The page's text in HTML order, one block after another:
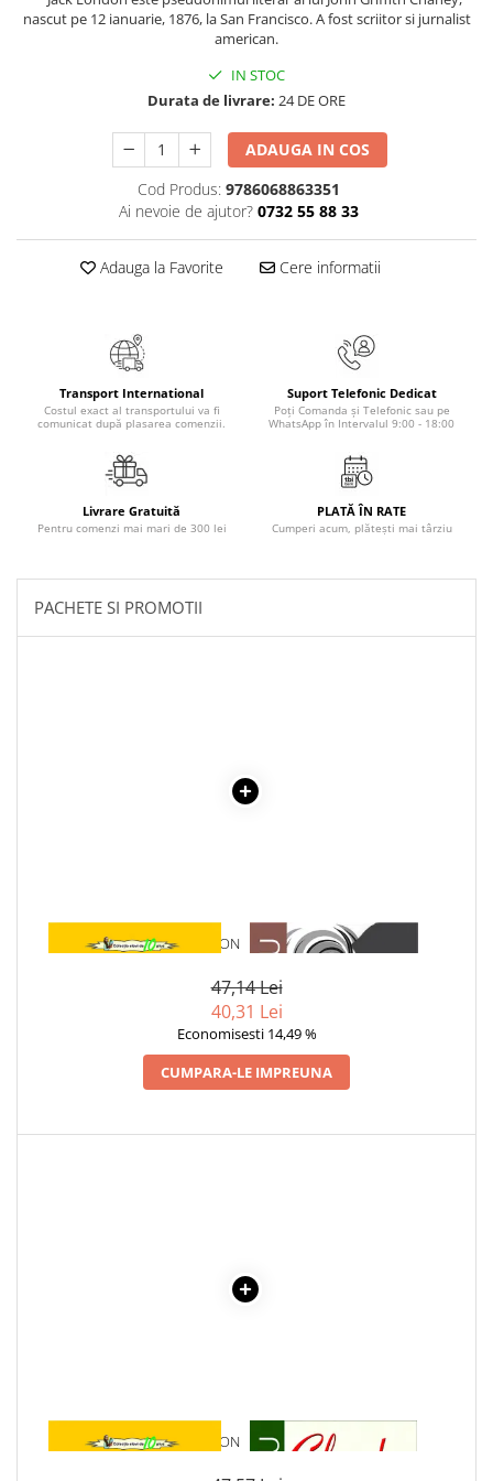
Elevi de 10 plus
Manuale - Carte Scolara
Clasa a IV-a
Clasa a V-a
Clasa I
Clasa pregatitoare
Povesti ilustrate
Povesti - Basme - Legende
Religie pentru copii
ScienceConnection
nascut pe 12 ianuarie, 1876, la San Francisco. A fost scriitor si jurnalist
american.
IN STOC
Durata de livrare: 24 DE ORE
ADAUGA IN COS
Cod Produs: 9786068863351
Ai nevoie de ajutor? 0732 55 88 33
Adauga la Favorite Cere informatii
Transport International
Costul exact al transportului va fi
comunicat după plasarea comenzii.
Suport Telefonic Dedicat
Poți Comanda și Telefonic sau pe
WhatsApp în Intervalul 9:00 - 18:00
Livrare Gratuită
Pentru comenzi mai mari de 300 lei
PLATĂ ÎN RATE
Cumperi acum, plătești mai târziu
PACHETE SI PROMOTII
1 x COLT ALB - JACK LONDON 1 x ADAM SI EVA
47,14 Lei
40,31 Lei
Economisesti 14,49 %
CUMPARA-LE IMPREUNA
1 x COLT ALB - JACK LONDON 1 x CIULEANDRA